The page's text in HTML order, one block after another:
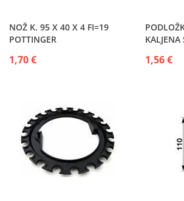
NOŽ K. 95 X 40 X 4 FI=19
POTTINGER
1,70 €
KALJENA
1,56 €